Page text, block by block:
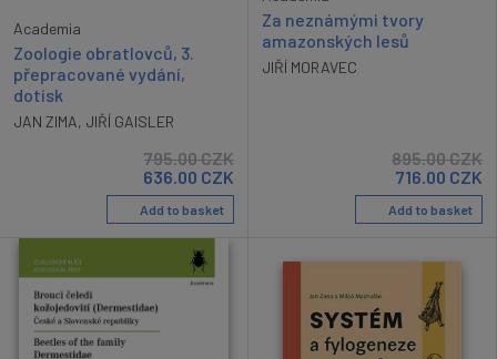
Academia
Zoologie obratlovců, 3.
přepracované vydání,
dotisk
JAN ZIMA, JIŘÍ GAISLER
795.00CZK
636.00 CZK
Add to basket
Za neznámými tvory
amazonských lesů
JIŘÍ MORAVEC
895.00CZK
716.00 CZK
Add to basket